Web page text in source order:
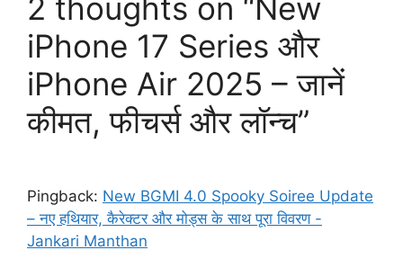
2 thoughts on “New
iPhone 17 Series और
iPhone Air 2025 – जानें
कीमत, फीचर्स और लॉन्च”
Pingback: New BGMI 4.0 Spooky Soiree Update
– नए हथियार, कैरेक्टर और मोड्स के साथ पूरा विवरण -
Jankari Manthan